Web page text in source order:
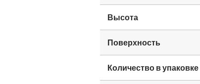
Высота
Поверхность
Количество в упаковке